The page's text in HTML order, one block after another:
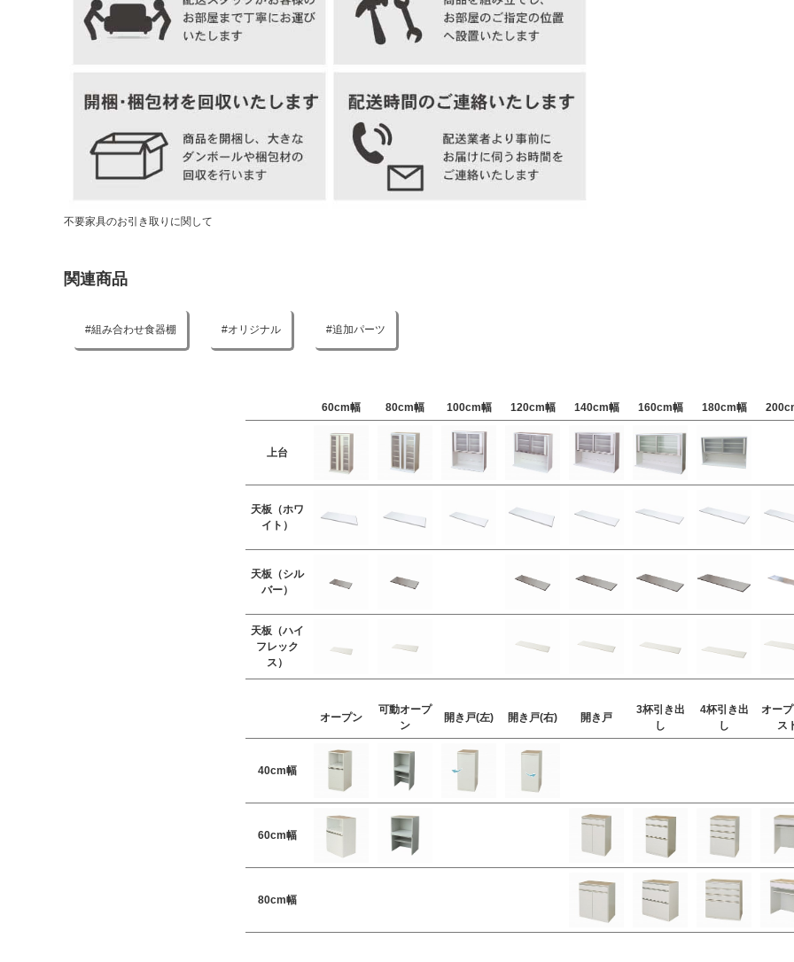
不要家具のお引き取りに関して
関連商品
組み合わせ食器棚 オリジナル 追加パーツ
60cm幅 80cm幅 100cm幅 120cm幅 140cm幅 160cm幅 180cm幅
上台
天板（ホワ
イト）
天板（シル
バー）
天板（ハイ
フレック
ス）
オープン
可動オープ
ン
開き戸(左) 開き戸(右) 開き戸
3杯引き出
し
4杯引き出
し
オー
ス
40cm幅
60cm幅
80cm幅